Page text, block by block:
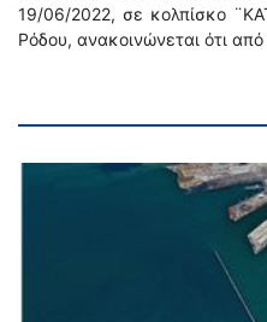
19/06/2022, σε κολπίσκο
Ρόδου, ανακοινώνεται ότι